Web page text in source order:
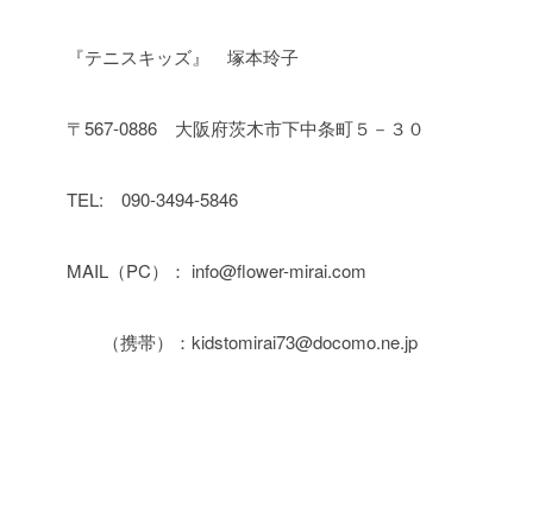
『テニスキッズ』 塚本玲子
〒567-0886 大阪府茨木市下中条町５－３０
TEL: 090-3494-5846
MAIL（PC）： info@flower-mirai.com
（携帯）：kidstomirai73@docomo.ne.jp